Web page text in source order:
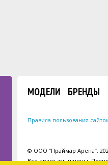
МОДЕЛИ БРЕНДЫ
Правила пользования
© ООО “Праймар Арена”,
Все права защищены.